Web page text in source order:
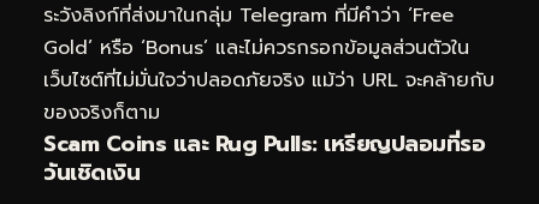
ระวังลิงก์ที่ส่งมาในกลุ่ม Telegram ที่มีคำว่า ‘Free
Gold’ หรือ ‘Bonus’ และไม่ควรกรอกข้อมูลส่วนตัวใน
เว็บไซต์ที่ไม่มั่นใจว่าปลอดภัยจริง แม้ว่า URL จะคล้ายกับ
ของจริงก็ตาม
Scam Coins และ Rug Pulls: เหรียญปลอมที่รอ
วันเชิดเงิน